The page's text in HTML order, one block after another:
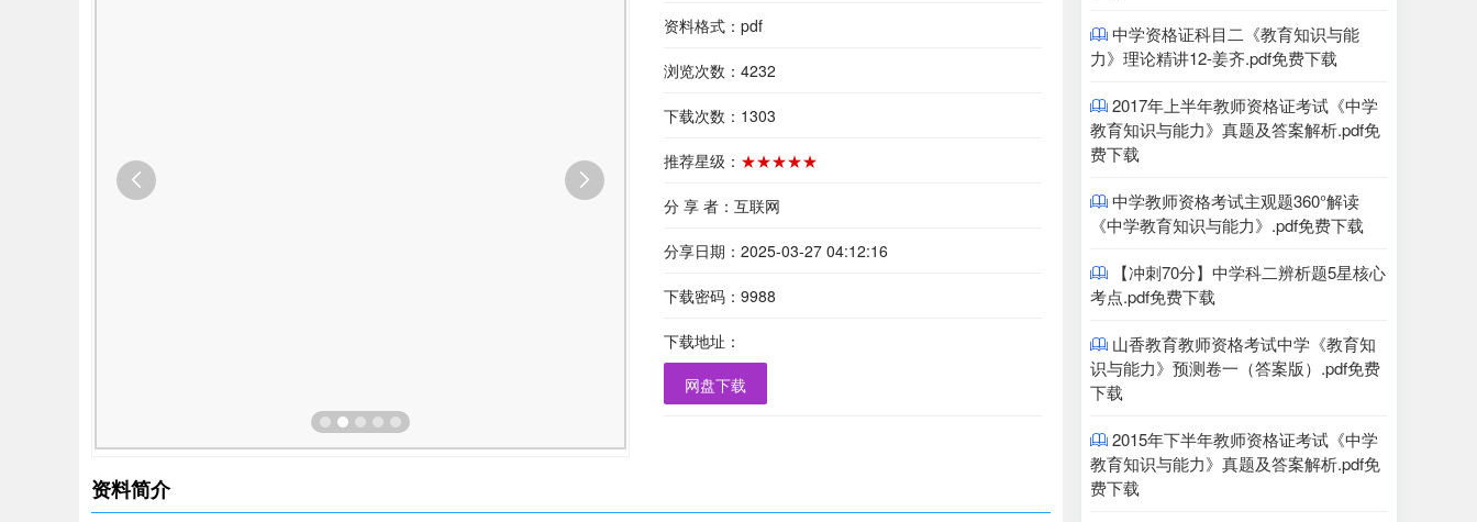
资料格式：pdf
浏览次数：4232
下载次数：1303
推荐星级： ★★★★★
分 享 者：互联网
分享日期：2025-03-27 04:12:16
下载密码：9988
下载地址：
网盘下载
资料简介
 中学资格证科目二《教育知识与能
力》理论精讲12-姜齐.pdf免费下载
 2017年上半年教师资格证考试《中学
教育知识与能力》真题及答案解析.pdf免
费下载
 中学教师资格考试主观题360°解读
《中学教育知识与能力》.pdf免费下载

【冲刺70分】中学科二辨析题5星核心
考点.pdf免费下载
 山香教育教师资格考试中学《教育知
识与能力》预测卷一（答案版）.pdf免费
下载
 2015年下半年教师资格证考试《中学
教育知识与能力》真题及答案解析.pdf免
费下载